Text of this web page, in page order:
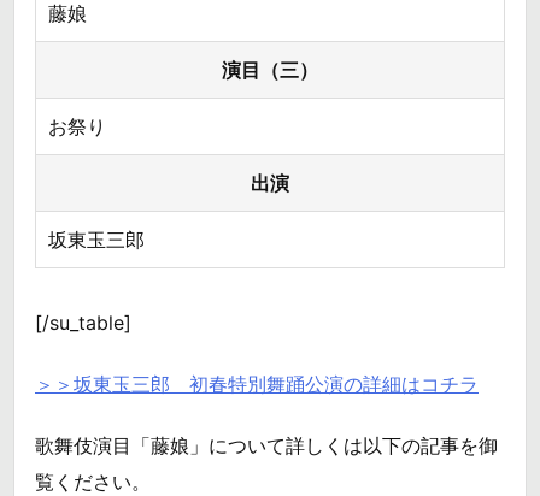
藤娘
演目（三）
お祭り
出演
坂東玉三郎
[/su_table]
＞＞坂東玉三郎 初春特別舞踊公演の詳細はコチラ
歌舞伎演目「藤娘」について詳しくは以下の記事を御
覧ください。